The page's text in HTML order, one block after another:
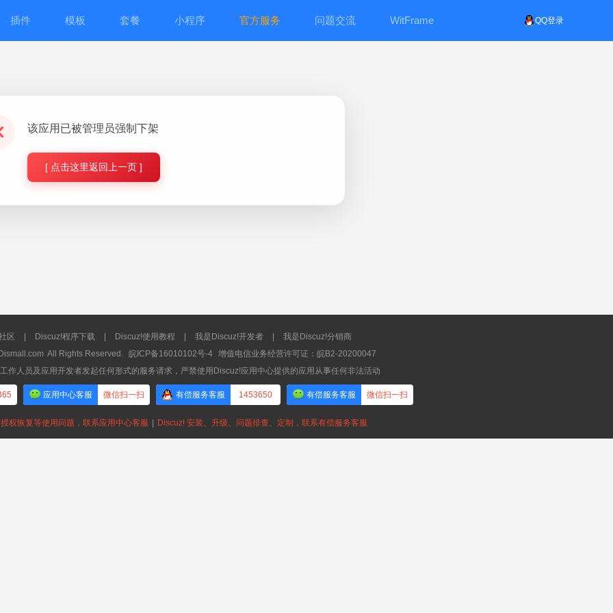
QQ登录
插件 模板 套餐 小程序 官方服务 问题交流 WitFrame
该应用已被管理员强制下架
[ 点击这里返回上一页 ]
区 Discuz!程序下载 Discuz!使用教程 我是Discuz!开发者
我是Discuz!分销商
All Rights Reserved. 皖ICP备16010102号-4
增值电信业务经营许可证：皖B2-20200047
作人员及应用开发者发起任何形式的服务请求，严禁使用Discuz!应用中心提供的应用从事任何非法活动
应用中心客服 微信扫一扫 有偿服务客服 1453650 有偿服务客服 微信扫一扫
权恢复等使用问题，联系应用中心客服 Discuz! 安装、升级、问题排查、定制，联系有偿服务客服